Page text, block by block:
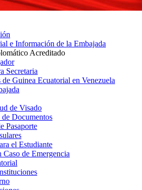
e Información de la Embajada
Acreditado
Secretaria
de Guinea Ecuatorial en Venezuela
de Visado
Documentos
Pasaporte
el Estudiante
Caso de Emergencia